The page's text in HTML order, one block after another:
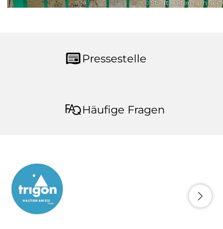
© Stadt Haltern am See
Pressestelle
Häufige Fragen